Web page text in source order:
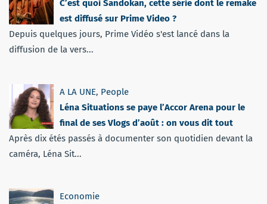
C’est quoi Sandokan, cette série dont le remake
est diffusé sur Prime Video ?
Depuis quelques jours, Prime Vidéo s'est lancé dans la
diffusion de la vers...
A LA UNE, People
Léna Situations se paye l’Accor Arena pour le
final de ses Vlogs d’août : on vous dit tout
Après dix étés passés à documenter son quotidien devant la
caméra, Léna Sit...
Economie